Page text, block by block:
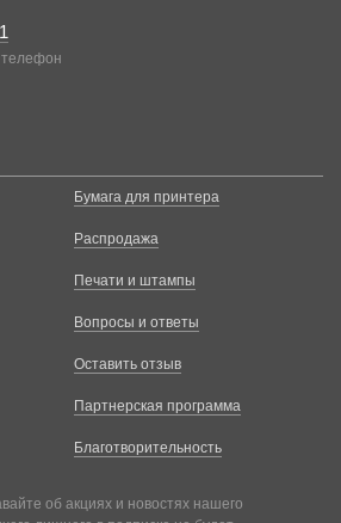
телефон
Бумага для принтера
Распродажа
Печати и штампы
Вопросы и ответы
Оставить отзыв
Партнерская программа
Благотворительность
об акциях и новостях нашего